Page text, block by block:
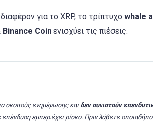
για το XRP, το τρίπτυχο whale
Binance Coin ενισχύει τις πιέσεις.
σκοπούς ενημέρωσης και δεν συνιστούν
επένδυση εμπεριέχει ρίσκο. Πριν λάβετε